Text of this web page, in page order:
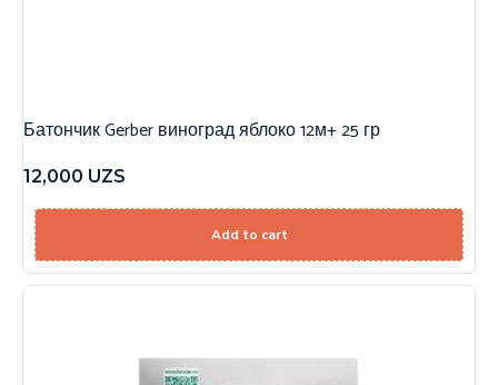
Батончик Gerber виноград яблоко 12м+ 25 гр
12,000 UZS
Add to cart